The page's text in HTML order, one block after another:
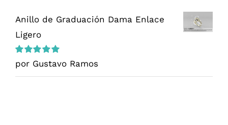
Anillo de Graduación Dama Enlace
Ligero
Valorado
en
por Gustavo Ramos